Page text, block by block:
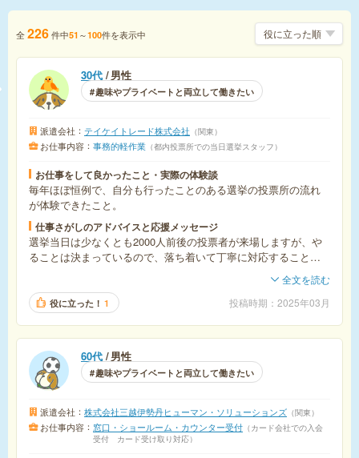
全226件中51 ～100件を表示中
30代 男性
趣味やプライベートと両立して働きたい
派遣会社 テイケイトレード株式会社 関東
お仕事内容 事務的軽作業 都内投票所での当日選挙スタッフ
お仕事をして良かったこと・実際の体験談
毎年ほぼ恒例で、自分も行ったことのある選挙の投票所の流れ
が体験できたこと。
仕事さがしのアドバイスと応援メッセージ
選挙当日は少なくとも2000人前後の投票者が来場しますが、や
ることは決まっているので、落ち着いて丁寧に対応することを
チーム戦になるので他の人とキチンとコミニュケーションが取
れることと、最後に撤収作業があるので軍手必須です。毎回派
遣会社からは詳細がないので、経験者しか分からない情報で
全文を読む
役に立った！ 1 投稿時期 2025年03月
60代 男性
趣味やプライベートと両立して働きたい
派遣会社 株式会社三越伊勢丹ヒューマン・ソリューションズ 関東
お仕事内容 窓口・ショールーム・カウンター受付
カード会社での入会
受付 カード受け取り対応